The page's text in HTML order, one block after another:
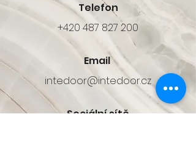
Telefon
+420 487 827 200
Email
intedoor@intedoor.cz
Sociální sítě